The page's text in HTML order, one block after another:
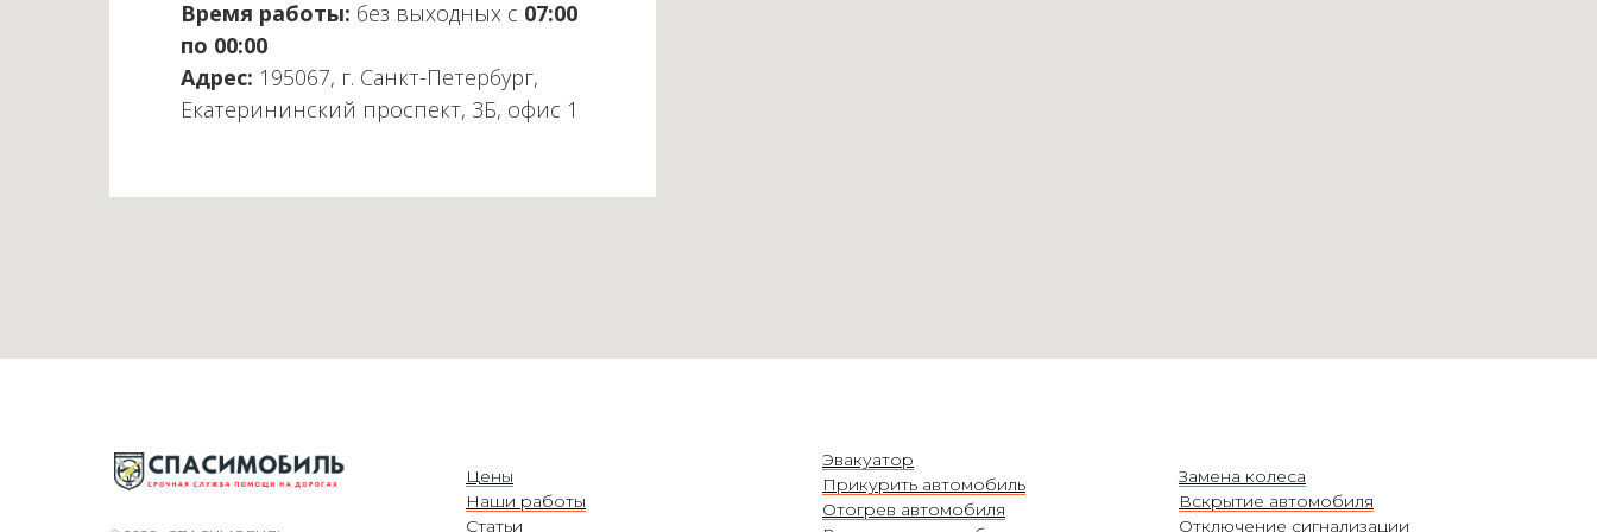
Время работы: без выходных с 07:00
по 00:00
Адрес: 195067, г. Санкт-Петербург,
Екатерининский проспект, 3Б, офис 1
Цены
Наши работы
Статьи
Эвакуатор
Прикурить автомобиль
Отогрев автомобиля
Замена колеса
Вскрытие автомобиля
Отключение сигнализации